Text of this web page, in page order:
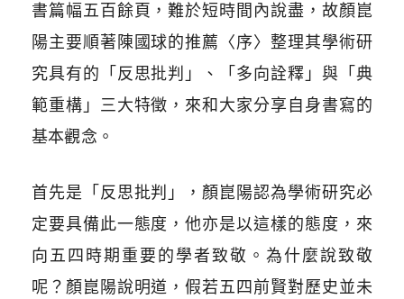
書篇幅五百餘頁，難於短時間內說盡，故顏崑
陽主要順著陳國球的推薦〈序〉整理其學術研
究具有的「反思批判」、「多向詮釋」與「典
範重構」三大特徵，來和大家分享自身書寫的
基本觀念。
首先是「反思批判」，顏崑陽認為學術研究必
定要具備此一態度，他亦是以這樣的態度，來
向五四時期重要的學者致敬。為什麼說致敬
呢？顏崑陽說明道，假若五四前賢對歷史並未